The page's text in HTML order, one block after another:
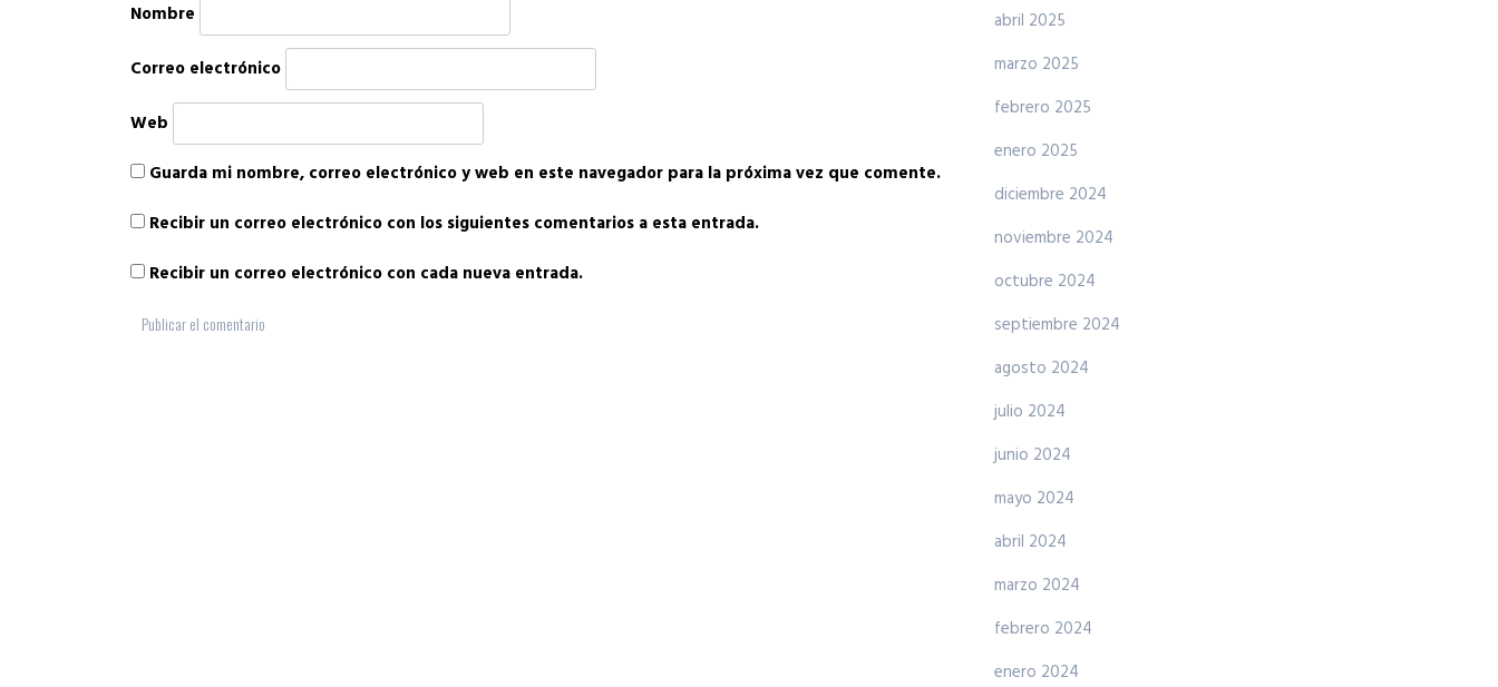
Nombre
Correo electrónico
Web
Guarda mi nombre, correo electrónico y web en este navegador para la próxima vez que comente.
Recibir un correo electrónico con los siguientes comentarios a esta entrada.
Recibir un correo electrónico con cada nueva entrada.
abril 2025
marzo 2025
febrero 2025
enero 2025
diciembre 2024
noviembre 2024
octubre 2024
septiembre 2024
agosto 2024
julio 2024
junio 2024
mayo 2024
abril 2024
marzo 2024
febrero 2024
enero 2024